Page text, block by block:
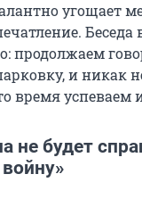
угощает
продолжаем
и никак
время успеваем
не будет